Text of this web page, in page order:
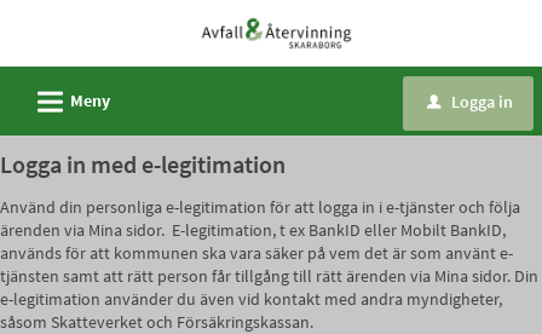
tjänster
-
Avfall
och
återvinning
Skaraborg
L Meny u Logga in
Logga in med e-legitimation
Använd din personliga e-legitimation för att logga in i e-tjänster och följa
ärenden via Mina sidor. E-legitimation, t ex BankID eller Mobilt BankID,
används för att kommunen ska vara säker på vem det är som använt e-
tjänsten samt att rätt person får tillgång till rätt ärenden via Mina sidor. Din
e-legitimation använder du även vid kontakt med andra myndigheter,
såsom Skatteverket och Försäkringskassan.